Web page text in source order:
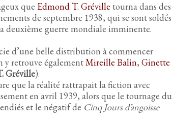
que Edmond T. Gréville tourna dans des
de septembre 1938, qui se sont soldés
deuxième guerre mondiale imminente.
d’une belle distribution à commencer
y retrouve égalementMireille Balin, Ginette
Gréville).
que la réalité rattrapait la fiction avec
en avril 1939, alors que le tournage du
et le négatif de Cinq Jours d’angoisse